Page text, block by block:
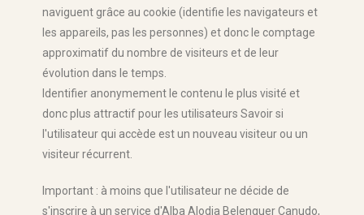
naviguent grâce au cookie (identifie les navigateurs et
les appareils, pas les personnes) et donc le comptage
approximatif du nombre de visiteurs et de leur
évolution dans le temps.
Identifier anonymement le contenu le plus visité et
donc plus attractif pour les utilisateurs Savoir si
l'utilisateur qui accède est un nouveau visiteur ou un
visiteur récurrent.
Important : à moins que l'utilisateur ne décide de
s'inscrire à un service d'Alba Alodia Belenguer Canudo,